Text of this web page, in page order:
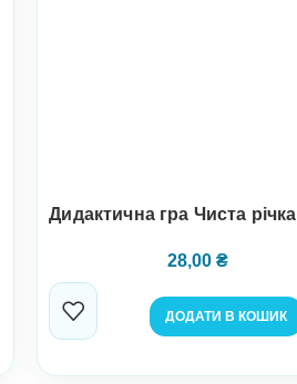
Дидактична гра Чиста річка
28,00 ₴
ДОДАТИ В КОШИК